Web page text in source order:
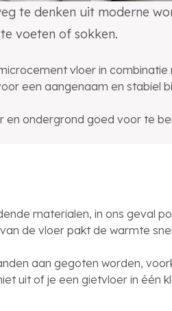
te denken uit moderne
voeten of sokken.
vloer in
een aangenaam en stabiel
en ondergrond goed voor te
materialen, in ons geval
de vloer pakt de warmte
aan gegoten worden,
uit of je een gietvloer in één